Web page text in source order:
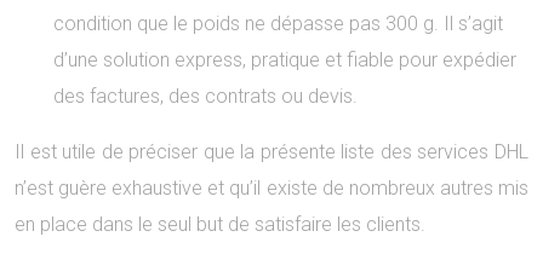
condition que le poids ne dépasse pas 300 g. Il s’agit
d’une solution express, pratique et fiable pour expédier
des factures, des contrats ou devis.
Il est utile de préciser que la présente liste des services DHL
n’est guère exhaustive et qu’il existe de nombreux autres mis
en place dans le seul but de satisfaire les clients.